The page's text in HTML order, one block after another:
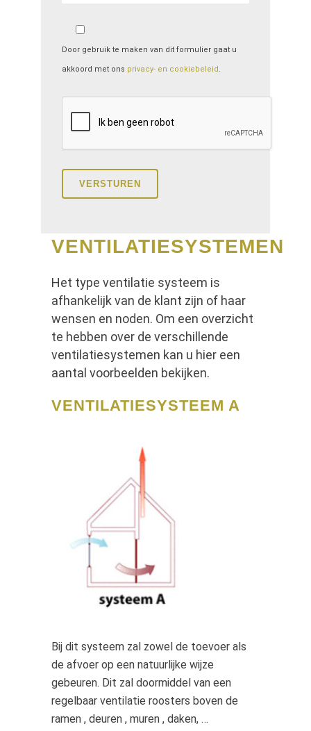
Door gebruik te maken van dit formulier gaat u
akkoord met ons privacy- en cookiebeleid.
VENTILATIESYSTEMEN
Het type ventilatie systeem is
afhankelijk van de klant zijn of haar
wensen en noden. Om een overzicht
te hebben over de verschillende
ventilatiesystemen kan u hier een
aantal voorbeelden bekijken.
VENTILATIESYSTEEM A
Bij dit systeem zal zowel de toevoer als
de afvoer op een natuurlijke wijze
gebeuren. Dit zal doormiddel van een
regelbaar ventilatie roosters boven de
ramen , deuren , muren , daken, …